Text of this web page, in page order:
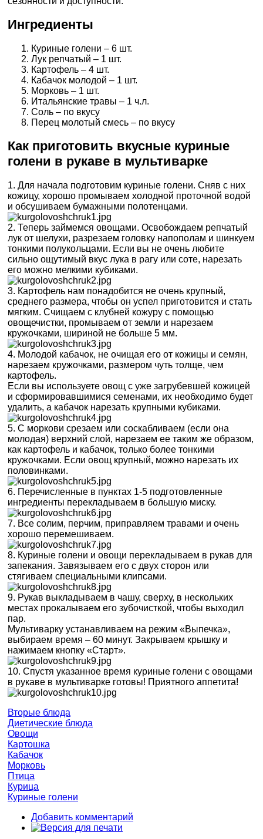
Ингредиенты
Куриные голени – 6 шт.
Лук репчатый – 1 шт.
Картофель – 4 шт.
Кабачок молодой – 1 шт.
Морковь – 1 шт.
Итальянские травы – 1 ч.л.
Соль – по вкусу
Перец молотый смесь – по вкусу
Как приготовить вкусные куриные
голени в рукаве в мультиварке
1. Для начала подготовим куриные голени. Сняв с них
кожицу, хорошо промываем холодной проточной водой
и обсушиваем бумажными полотенцами.
2. Теперь займемся овощами. Освобождаем репчатый
лук от шелухи, разрезаем головку напополам и шинкуем
тонкими полукольцами. Если вы не очень любите
сильно ощутимый вкус лука в рагу или соте, нарезать
его можно мелкими кубиками.
3. Картофель нам понадобится не очень крупный,
среднего размера, чтобы он успел приготовится и стать
мягким. Счищаем с клубней кожуру с помощью
овощечистки, промываем от земли и нарезаем
кружочками, шириной не больше 5 мм.
4. Молодой кабачок, не очищая его от кожицы и семян,
нарезаем кружочками, размером чуть толще, чем
картофель.
Если вы используете овощ с уже загрубевшей кожицей
и сформировавшимися семенами, их необходимо будет
удалить, а кабачок нарезать крупными кубиками.
5. С моркови срезаем или соскабливаем (если она
молодая) верхний слой, нарезаем ее таким же образом,
как картофель и кабачок, только более тонкими
кружочками. Если овощ крупный, можно нарезать их
половинками.
6. Перечисленные в пунктах 1-5 подготовленные
ингредиенты перекладываем в большую миску.
7. Все солим, перчим, приправляем травами и очень
хорошо перемешиваем.
8. Куриные голени и овощи перекладываем в рукав для
запекания. Завязываем его с двух сторон или
стягиваем специальными клипсами.
9. Рукав выкладываем в чашу, сверху, в нескольких
местах прокалываем его зубочисткой, чтобы выходил
пар.
Мультиварку устанавливаем на режим «Выпечка»,
выбираем время – 60 минут. Закрываем крышку и
нажимаем кнопку «Старт».
10. Спустя указанное время куриные голени с овощами
в рукаве в мультиварке готовы! Приятного аппетита!
Вторые блюда
Диетические блюда
Овощи
Картошка
Кабачок
Морковь
Птица
Курица
Куриные голени
Добавить комментарий